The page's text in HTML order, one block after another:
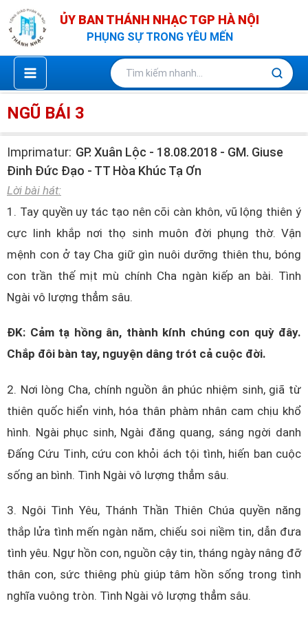
Nhảy
tới
nội
dung
ỦY BAN THÁNH NHẠC TGP HÀ NỘI
PHỤNG SỰ TRONG YÊU MẾN
NGŨ BÁI 3
Imprimatur: GP. Xuân Lộc - 18.08.2018 - GM. Giuse
Đinh Đức Đạo - TT Hòa Khúc Tạ Ơn
Lời bài hát:
1. Tay quyền uy tác tạo nên cõi càn khôn, vũ lộng thiên ý
cực linh khắp nơi thọ sinh muôn đời phụng thờ. Vận
mệnh con ở tay Cha giữ gìn nuôi dưỡng thiên thu, bóng
con trần thế mịt mù chính Cha ngàn kiếp an bài. Tình
Ngài vô lượng thẳm sâu.
ĐK: Cảm tạ hồng ân, thành kính chúng con quỳ đây.
Chắp đôi bàn tay, nguyện dâng trót cả cuộc đời.
2. Nơi lòng Cha, chính nguồn ân phúc nhiệm sinh, giã từ
thiên quốc hiển vinh, hóa thân phàm nhân cam chịu khổ
hình. Ngài phục sinh, Ngài đăng quang, sáng ngời danh
Đấng Cứu Tinh, cứu con khỏi ách tội tình, hiến ban cuộc
sống an bình. Tình Ngài vô lượng thẳm sâu.
3. Ngôi Tình Yêu, Thánh Thần Thiên Chúa quyền năng
thắp lửa tình mến ngàn năm, chiếu soi niềm tin, dẫn đưa
tình yêu. Ngự hồn con, nguồn cậy tin, tháng ngày nâng đỡ
thân con, sức thiêng phù giúp tâm hồn sống trong tình
nghĩa vuông tròn. Tình Ngài vô lượng thẳm sâu.